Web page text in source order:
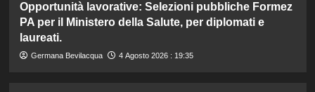
Opportunità lavorative: Selezioni pubbliche Formez
PA per il Ministero della Salute, per diplomati e
laureati.
Germana Bevilacqua 4 Agosto 2026 : 19:35